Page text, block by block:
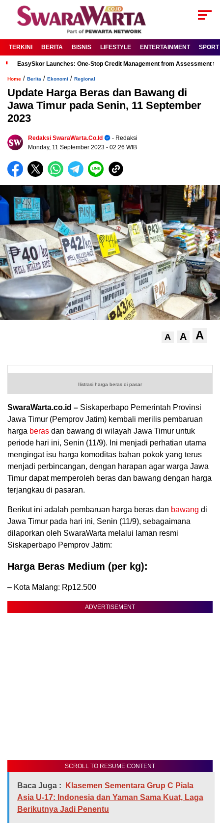
TERKINI BERITA BISNIS LIFESTYLE ENTERTAINMENT SPORT
EasySkor Launches: One-Stop Credit Management from Assessment
Home / Berita / Ekonomi / Regional
Update Harga Beras dan Bawang di
Jawa Timur pada Senin, 11 September
2023
Redaksi SwaraWarta.co.id
- Redaksi
Monday, 11 September 2023 - 02:26 WIB
A A A
Ilistrasi harga beras di pasar
SwaraWarta.co.id – Siskaperbapo Pemerintah Provinsi
Jawa Timur (Pemprov Jatim) kembali merilis pembaruan
harga beras dan bawang di wilayah Jawa Timur untuk
periode hari ini, Senin (11/9). Ini menjadi perhatian utama
mengingat isu harga komoditas bahan pokok yang terus
menjadi perbincangan, dengan harapan agar warga Jawa
Timur dapat memperoleh beras dan bawang dengan harga
terjangkau di pasaran.
Berikut ini adalah pembaruan harga beras dan bawang di
Jawa Timur pada hari ini, Senin (11/9), sebagaimana
dilaporkan oleh SwaraWarta melalui laman resmi
Siskaperbapo Pemprov Jatim:
Harga Beras Medium (per kg):
– Kota Malang: Rp12.500
ADVERTISEMENT
SCROLL TO RESUME CONTENT
Baca Juga :
Klasemen Sementara Grup C Piala
Asia U-17: Indonesia dan Yaman Sama Kuat, Laga
Berikutnya Jadi Penentu